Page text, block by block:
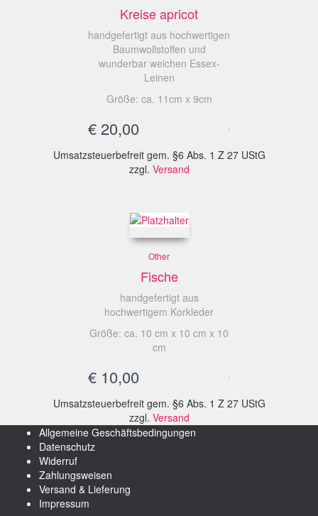
Kreise apricot
handgefertigt aus hochwertigen
Baumwollstoffen und
wunderbar weichen Essex-
Leinen
Größe: ca. 11cm x 9cm
€ 20,00
Umsatzsteuerbefreit gem. §6 Abs. 1 Z 27 UStG
zzgl. Versand
Other
Fische
handgefertigt aus
hochwertigem Korkleder
Größe: ca. 10 cm x 10 cm x 10
cm
€ 10,00
Umsatzsteuerbefreit gem. §6 Abs. 1 Z 27 UStG
zzgl. Versand
Allgemeine Geschäftsbedingungen
Datenschutz
Widerruf
Zahlungsweisen
Versand & Lieferung
Impressum